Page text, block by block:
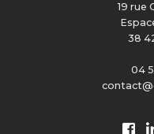
19 rue
38
04